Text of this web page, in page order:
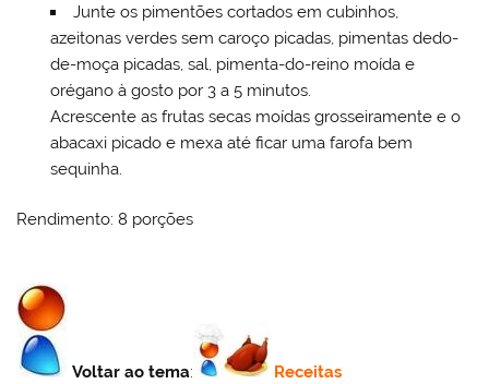
Junte os pimentões cortados em cubinhos,
azeitonas verdes sem caroço picadas, pimentas dedo-
de-moça picadas, sal, pimenta-do-reino moída e
orégano à gosto por 3 a 5 minutos.
Acrescente as frutas secas moídas grosseiramente e o
abacaxi picado e mexa até ficar uma farofa bem
sequinha.
Rendimento: 8 porções
Voltar ao tema:
Receitas